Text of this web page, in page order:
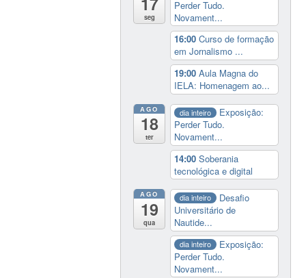
seg
Perder Tudo.
Novament...
16:00Curso de formação
em Jornalismo ...
19:00Aula Magna do
IELA: Homenagem ao...
AGO
18
ter
dia inteiro
Exposição:
Perder Tudo.
Novament...
14:00Soberania
tecnológica e digital
AGO
19
qua
dia inteiro
Desafio
Universitário de
Nautide...
dia inteiro
Exposição:
Perder Tudo.
Novament...